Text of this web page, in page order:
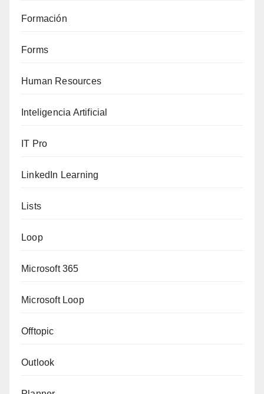
Formación
Forms
Human Resources
Inteligencia Artificial
IT Pro
LinkedIn Learning
Lists
Loop
Microsoft 365
Microsoft Loop
Offtopic
Outlook